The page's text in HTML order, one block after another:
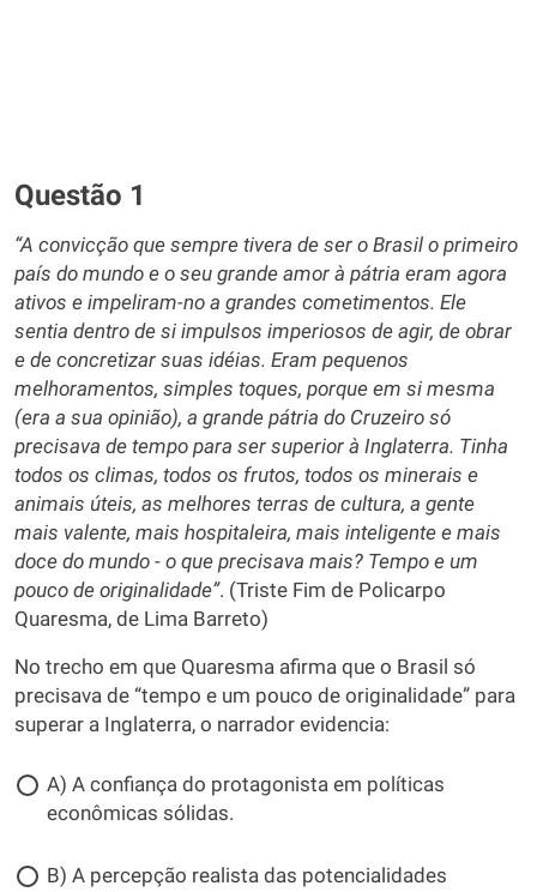
Questão 1
“A convicção que sempre tivera de ser o Brasil o primeiro
país do mundo e o seu grande amor à pátria eram agora
ativos e impeliram-no a grandes cometimentos. Ele
sentia dentro de si impulsos imperiosos de agir, de obrar
e de concretizar suas idéias. Eram pequenos
melhoramentos, simples toques, porque em si mesma
(era a sua opinião), a grande pátria do Cruzeiro só
precisava de tempo para ser superior à Inglaterra. Tinha
todos os climas, todos os frutos, todos os minerais e
animais úteis, as melhores terras de cultura, a gente
mais valente, mais hospitaleira, mais inteligente e mais
doce do mundo - o que precisava mais? Tempo e um
pouco de originalidade”. (Triste Fim de Policarpo
Quaresma, de Lima Barreto)
No trecho em que Quaresma afirma que o Brasil só
precisava de “tempo e um pouco de originalidade” para
superar a Inglaterra, o narrador evidencia:
A) A confiança do protagonista em políticas
econômicas sólidas.
B) A percepção realista das potencialidades